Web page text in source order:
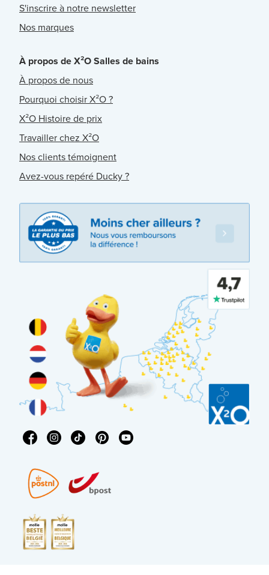
S'inscrire à notre newsletter
Nos marques
À propos de X²O Salles de bains
À propos de nous
Pourquoi choisir X²O ?
X²O Histoire de prix
Travailler chez X²O
Nos clients témoignent
Avez-vous repéré Ducky ?